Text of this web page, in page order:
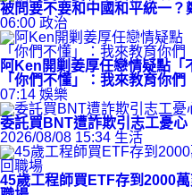
被問要不要和中國和平統一？
06:00 政治
阿Ken開剿姜厚任戀情疑點「
「你們不懂」：我來教育你們
07:14 娛樂
委託買BNT遭詐欺引志工憂
2026/08/08 15:34 生活
45歲工程師買ETF存到2000